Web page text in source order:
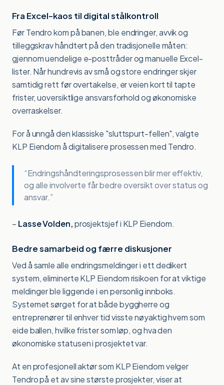
Fra Excel-kaos til digital stålkontroll
Før Tendro kom på banen, ble endringer, avvik og
tilleggskrav håndtert på den tradisjonelle måten:
gjennom uendelige e-posttråder og manuelle Excel-
lister. Når hundrevis av små og store endringer skjer
samtidig rett før overtakelse, er veien kort til tapte
frister, uoversiktlige ansvarsforhold og økonomiske
overraskelser.
For å unngå den klassiske "sluttspurt-fellen", valgte
KLP Eiendom å digitalisere prosessen med Tendro.
“Endringshåndteringsprosessen blir mer effektiv,
og alle involverte får bedre oversikt over status og
ansvar.”
– Lasse Volden,prosjektsjef i KLP Eiendom.
Bedre samarbeid og færre diskusjoner
Ved å samle alle endringsmeldinger i ett dedikert
system, eliminerte KLP Eiendom risikoen for at viktige
meldinger ble liggende i en personlig innboks.
Systemet sørget for at både byggherre og
entreprenører til enhver tid visste nøyaktig hvem som
eide ballen, hvilke frister som løp, og hva den
økonomiske statusen i prosjektet var.
At en profesjonell aktør som KLP Eiendom velger
Tendro på et av sine største prosjekter, viser at